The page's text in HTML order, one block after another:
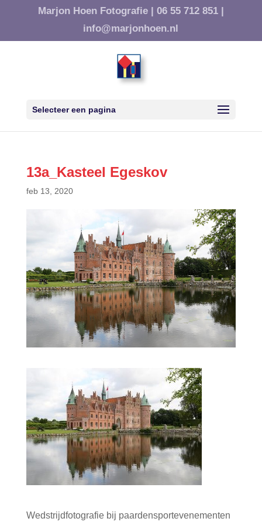
Marjon Hoen Fotografie | 06 55 712 851 |
info@marjonhoen.nl
Selecteer een pagina
13a_Kasteel Egeskov
feb 13, 2020
Wedstrijdfotografie bij paardensportevenementen